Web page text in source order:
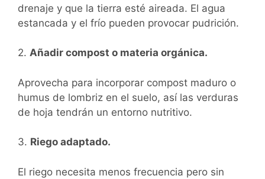
drenaje y que la tierra esté aireada. El agua
estancada y el frío pueden provocar pudrición.
2. Añadir compost o materia orgánica.
Aprovecha para incorporar compost maduro o
humus de lombriz en el suelo, así las verduras
de hoja tendrán un entorno nutritivo.
3. Riego adaptado.
El riego necesita menos frecuencia pero sin